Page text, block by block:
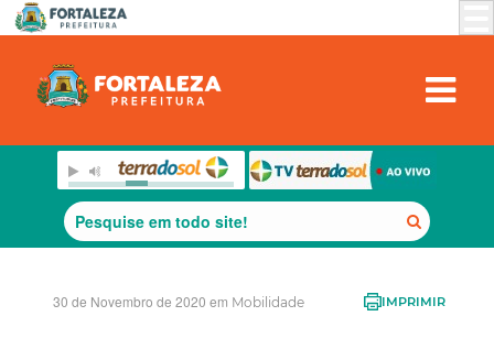
30 de Novembro de 2020 em Mobilidade IMPRIMIR